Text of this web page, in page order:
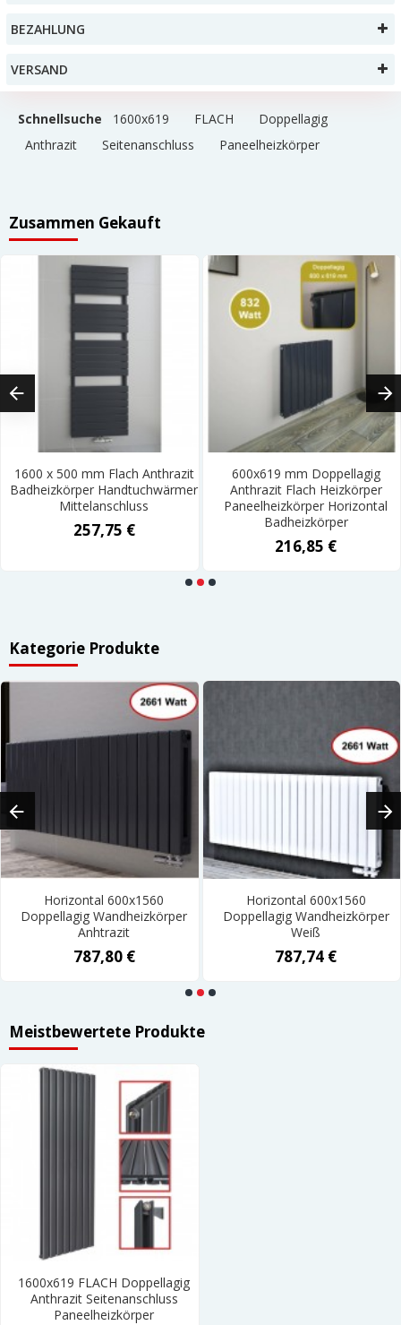
BEZAHLUNG
VERSAND
Schnellsuche 1600x619 FLACH
Doppellagig
Anthrazit
Seitenanschluss Paneelheizkörper
Zusammen Gekauft
1600 x 500 mm Flach Anthrazit
Badheizkörper Handtuchwärmer
Mittelanschluss
257,75 €
600x619 mm Doppellagig
Anthrazit Flach Heizkörper
Paneelheizkörper Horizontal
Badheizkörper
216,85 €
Kategorie Produkte
Horizontal 600x1560
Doppellagig Wandheizkörper
Anhtrazit
787,80 €
Horizontal 600x1560
Doppellagig Wandheizkörper
Weiß
787,74 €
Meistbewertete Produkte
1600x619 FLACH Doppellagig
Anthrazit Seitenanschluss
Paneelheizkörper